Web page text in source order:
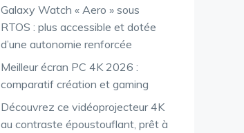
Galaxy Watch « Aero » sous
RTOS : plus accessible et dotée
d’une autonomie renforcée
Meilleur écran PC 4K 2026 :
comparatif création et gaming
Découvrez ce vidéoprojecteur 4K
au contraste époustouflant, prêt à